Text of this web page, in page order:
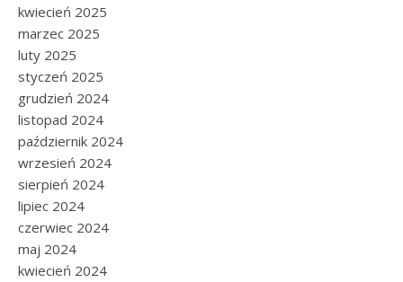
kwiecień 2025
marzec 2025
luty 2025
styczeń 2025
grudzień 2024
listopad 2024
październik 2024
wrzesień 2024
sierpień 2024
lipiec 2024
czerwiec 2024
maj 2024
kwiecień 2024